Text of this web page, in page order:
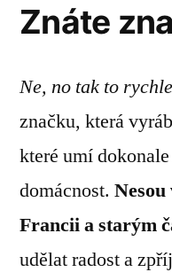
Znáte
Ne, no tak to
značku, která
které umí
domácnost. Nesou
Francii a starým
udělat radost a